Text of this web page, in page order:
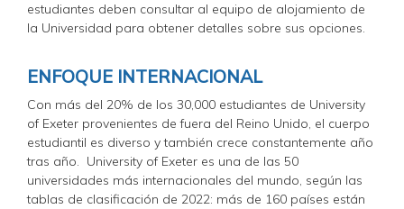
estudiantes deben consultar al equipo de alojamiento de
la Universidad para obtener detalles sobre sus opciones.
ENFOQUE INTERNACIONAL
Con más del 20% de los 30,000 estudiantes de University
of Exeter provenientes de fuera del Reino Unido, el cuerpo
estudiantil es diverso y también crece constantemente año
tras año. University of Exeter es una de las 50
universidades más internacionales del mundo, según las
tablas de clasificación de 2022: más de 160 países están